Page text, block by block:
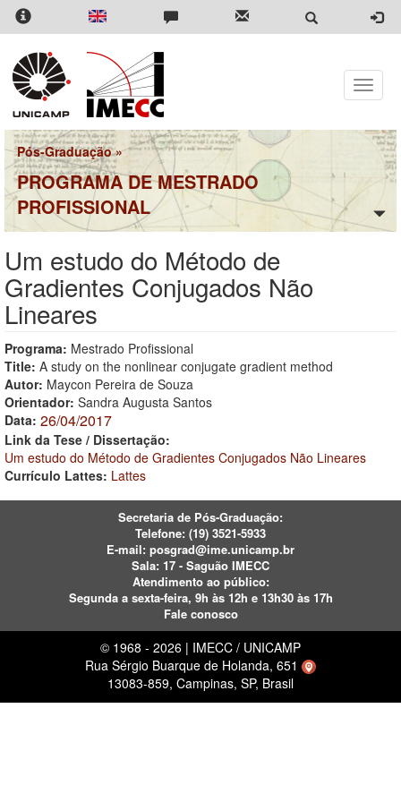
Pular
para
conteúdo
principal
Toggle
Pós-Graduação»
PROGRAMA DE MESTRADO
PROFISSIONAL
Um estudo do Método de
Gradientes Conjugados Não
Lineares
Programa: Mestrado Profissional
Title: A study on the nonlinear conjugate gradient method
Autor: Maycon Pereira de Souza
Orientador: Sandra Augusta Santos
Data: 26/04/2017
Link da Tese / Dissertação:
Um estudo do Método de Gradientes Conjugados Não Lineares
Currículo Lattes: Lattes
Secretaria de Pós-Graduação:
Telefone: (19) 3521-5933
E-mail: posgrad@ime.unicamp.br
Sala: 17 - Saguão IMECC
Atendimento ao público:
Segunda a sexta-feira, 9h às 12h e 13h30 às 17h
Fale conosco
© 1968 - 2026 | IMECC / UNICAMP
Rua Sérgio Buarque de Holanda, 651
13083-859, Campinas, SP, Brasil